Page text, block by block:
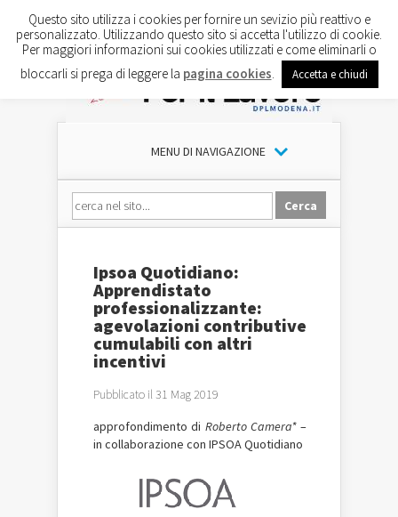
MENU DI NAVIGAZIONE
Ipsoa Quotidiano:
Apprendistato
professionalizzante:
agevolazioni contributive
cumulabili con altri
incentivi
Pubblicato il 31 Mag 2019
approfondimento di Roberto Camera*–
in collaborazione con IPSOA Quotidiano
Questo sito utilizza i cookies per fornire un sevizio più reattivo e
personalizzato. Utilizzando questo sito si accetta l'utilizzo di cookie.
Per maggiori informazioni sui cookies utilizzati e come eliminarli o
bloccarli si prega di leggere la pagina cookies Accetta e chiudi